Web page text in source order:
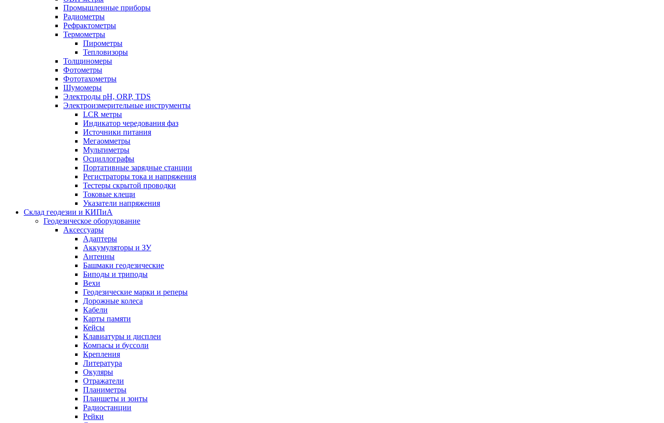
Промышленные приборы
Радиометры
Рефрактометры
Термометры
Пирометры
Тепловизоры
Толщиномеры
Фотометры
Фототахометры
Шумомеры
Электроды pH, ORP, TDS
Электроизмерительные инструменты
LCR метры
Индикатор чередования фаз
Источники питания
Мегаомметры
Мультиметры
Осциллографы
Портативные зарядные станции
Регистраторы тока и напряжения
Тестеры скрытой проводки
Токовые клещи
Указатели напряжения
Склад геодезии и КИПиА
Геодезическое оборудование
Аксессуары
Адаптеры
Аккумуляторы и ЗУ
Антенны
Башмаки геодезические
Биподы и триподы
Вехи
Геодезические марки и реперы
Дорожные колеса
Кабели
Карты памяти
Кейсы
Клавиатуры и дисплеи
Компасы и буссоли
Крепления
Литература
Окуляры
Отражатели
Планиметры
Планшеты и зонты
Радиостанции
Рейки